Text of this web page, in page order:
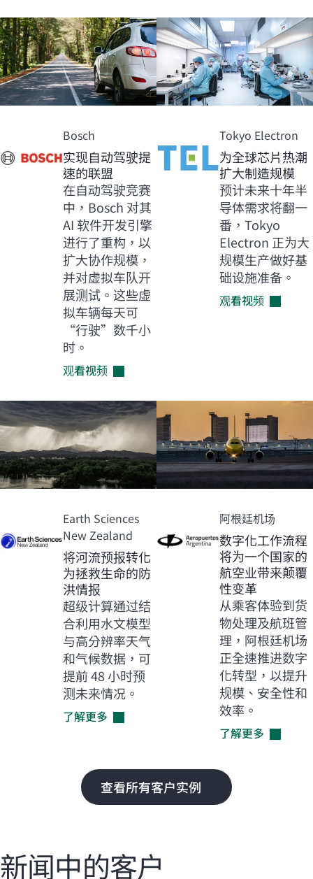
Bosch
实现自动驾驶提
速的联盟
在自动驾驶竞赛
中，Bosch 对其
AI 软件开发引擎
进行了重构，以
扩大协作规模，
并对虚拟车队开
展测试。这些虚
拟车辆每天可
“行驶”数千小
时。
观看视频
Tokyo Electron
为全球芯片热潮
扩大制造规模
预计未来十年半
导体需求将翻一
番，Tokyo
Electron 正为大
规模生产做好基
础设施准备。
观看视频
Earth Sciences
New Zealand
将河流预报转化
为拯救生命的防
洪情报
超级计算通过结
合利用水文模型
与高分辨率天气
和气候数据，可
提前 48 小时预
测未来情况。
了解更多
阿根廷机场
数字化工作流程
将为一个国家的
航空业带来颠覆
性变革
从乘客体验到货
物处理及航班管
理，阿根廷机场
正全速推进数字
化转型，以提升
规模、安全性和
效率。
了解更多
查看所有客户实例
新闻中的客户